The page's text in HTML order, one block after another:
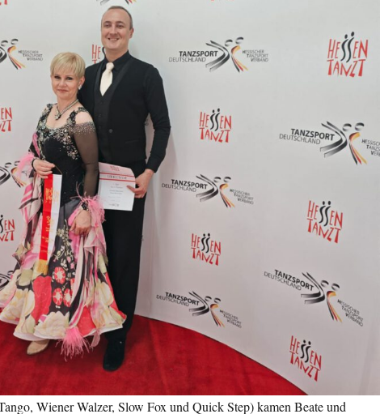
Wiener Walzer, Slow Fox und Quick Step) kamen Beate und